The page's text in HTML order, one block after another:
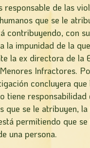
responsable de las
que se le
contribuyendo, con
la impunidad de la
la ex directora de la
Infractores.
concluyera
tiene responsabilidad
que se le atribuyen,
permitiendo que se
una persona.